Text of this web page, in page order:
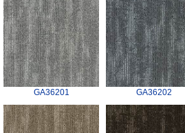
GA36201 GA36202